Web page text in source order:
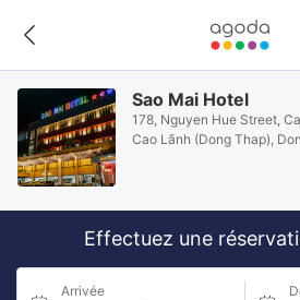
Sao Mai Hotel
178, Nguyen Hue Street,
Cao Lãnh (Dong Thap),
Effectuez une
Arrivée